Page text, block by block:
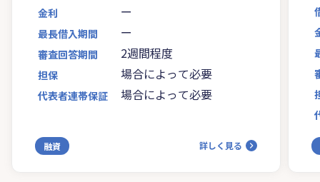
金利 ー
最長借入期間 ー
審査回答期間 2週間程度
担保 場合によって必要
代表者連帯保証 場合によって必要
融資 詳しく見る